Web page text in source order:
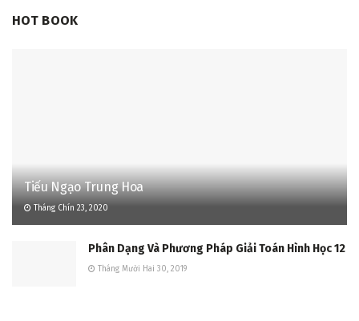
HOT BOOK
Tiếu Ngạo Trung Hoa
Tháng Chín 23, 2020
Phân Dạng Và Phương Pháp Giải Toán Hình Học 12
Tháng Mười Hai 30, 2019